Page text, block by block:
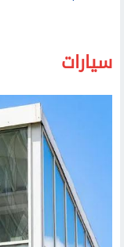
سيارات